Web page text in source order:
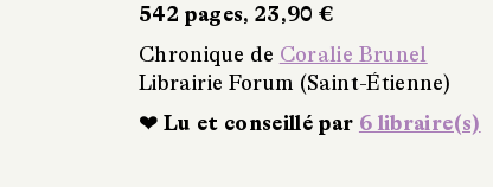
542 pages, 23,90 €
Chronique de Coralie Brunel
Librairie Forum (Saint-Étienne)
❤ Lu et conseillé par 6 libraire(s)